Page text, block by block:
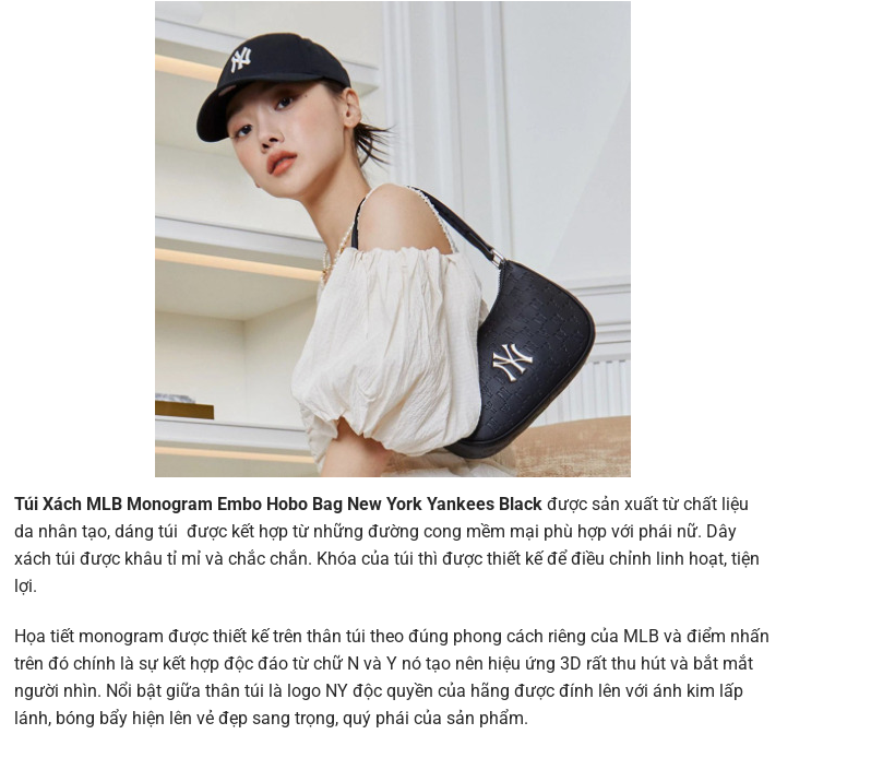
Túi Xách MLB Monogram Embo Hobo Bag New York Yankees Black được sản xuất từ chất liệu
da nhân tạo, dáng túi được kết hợp từ những đường cong mềm mại phù hợp với phái nữ. Dây
xách túi được khâu tỉ mỉ và chắc chắn. Khóa của túi thì được thiết kế để điều chỉnh linh hoạt, tiện
lợi.
Họa tiết monogram được thiết kế trên thân túi theo đúng phong cách riêng của MLB và điểm nhấn
trên đó chính là sự kết hợp độc đáo từ chữ N và Y nó tạo nên hiệu ứng 3D rất thu hút và bắt mắt
người nhìn. Nổi bật giữa thân túi là logo NY độc quyền của hãng được đính lên với ánh kim lấp
lánh, bóng bẩy hiện lên vẻ đẹp sang trọng, quý phái của sản phẩm.